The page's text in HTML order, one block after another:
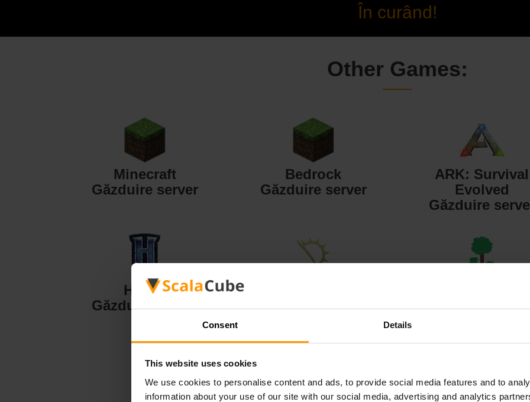
Consent Details
This website uses cookies
We use cookies to personalise content and ads, to provide social media features and to
information about your use of our site with our social media, advertising and analytics
În curând!
Other Games:
Minecraft
Găzduire server
Bedrock
Găzduire server
ARK: Survival
Evolved
Găzduire
Hytale
Găzduire server
Găzduire server
Găzduire